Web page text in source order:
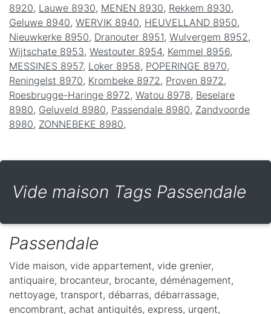
8920, Lauwe 8930, MENEN 8930, Rekkem 8930,
Geluwe 8940, WERVIK 8940, HEUVELLAND 8950,
Nieuwkerke 8950, Dranouter 8951, Wulvergem 8952 ,
Wijtschate 8953, Westouter 8954, Kemmel 8956,
MESSINES 8957, Loker 8958, POPERINGE 8970,
Reningelst 8970, Krombeke 8972 , Proven 8972 ,
Roesbrugge-Haringe 8972 , Watou 8978, Beselare
8980, Geluveld 8980, Passendale 8980, Zandvoorde
8980, ZONNEBEKE 8980,
Vide maison Tags Passendale
Passendale
Vide maison, vide appartement, vide grenier,
antiquaire, brocanteur, brocante, déménagement,
nettoyage, transport, débarras, débarrassage,
encombrant, achat antiquités, express, urgent,